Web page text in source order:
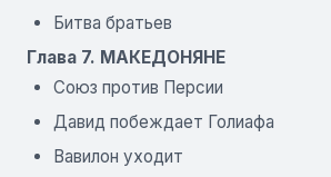
Битва братьев
Глава 7. МАКЕДОНЯНЕ
Союз против Персии
Давид побеждает Голиафа
Вавилон уходит